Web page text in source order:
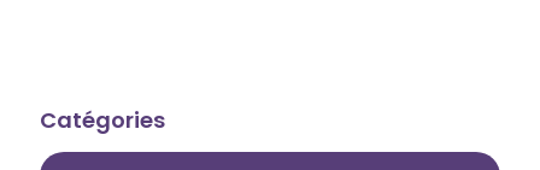
Catégories